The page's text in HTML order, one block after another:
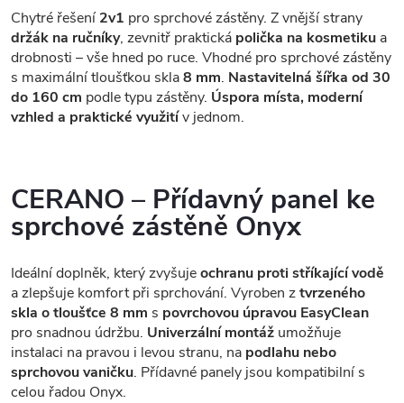
Chytré řešení2v1 pro sprchové zástěny. Z vnější strany
držák na ručníky, zevnitř praktická polička na kosmetiku a
drobnosti – vše hned po ruce. Vhodné pro sprchové zástěny
s maximální tloušťkou skla8 mm. Nastavitelná šířka od 30
do 160 cm podle typu zástěny. Úspora místa, moderní
vzhled a praktické využitív jednom.
CERANO – Přídavný panel ke
sprchové zástěně Onyx
Ideální doplněk, který zvyšujeochranu proti stříkající vodě
a zlepšuje komfort při sprchování. Vyroben ztvrzeného
skla o tloušťce 8 mm s povrchovou úpravou EasyClean
pro snadnou údržbu. Univerzální montáž umožňuje
instalaci na pravou i levou stranu, na podlahu nebo
sprchovou vaničku. Přídavné panely jsou kompatibilní s
celou řadou Onyx.